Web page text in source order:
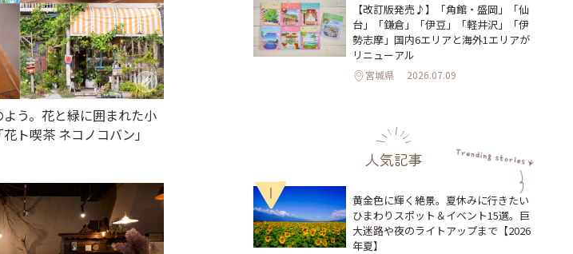
う。花と緑に囲まれた小
ト喫茶 ネコノコバン」
【改訂版発売♪】「角館・盛岡」「仙
台」「鎌倉」「伊豆」「軽井沢」「伊
勢志摩」国内6エリアと海外1エリアが
リニューアル
宮城県 2026.07.09
人気記事
1
黄金色に輝く絶景。夏休みに行きたい
ひまわりスポット＆イベント15選。巨
大迷路や夜のライトアップまで【2026
年夏】